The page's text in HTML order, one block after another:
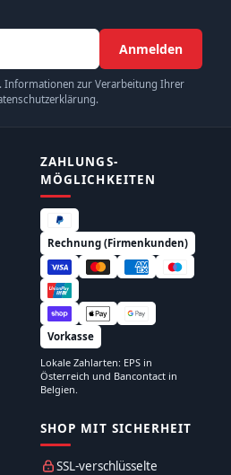
Anmelden
Informationen zur Verarbeitung Ihrer
ZAHLUNGS­
MÖGLICHKEITEN
Rechnung (Firmenkunden)
Vorkasse
Lokale Zahlarten: EPS in
Österreich und Bancontact in
Belgien.
SHOP MIT SICHERHEIT
SSL-verschlüsselte